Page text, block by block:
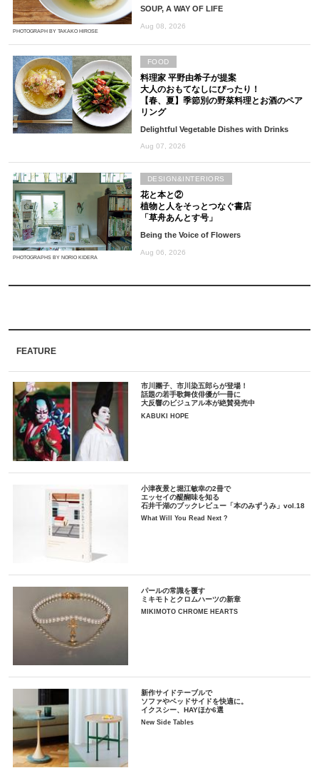
PHOTOGRAPH BY TAKAKO HIROSE
SOUP, A WAY OF LIFE
Aug 08, 2026
料理家 平野由希子が提案
大人のおもてなしにぴったり！
【春、夏】季節別の野菜料理とお酒のペア
リング
Delightful Vegetable Dishes with Drinks
Aug 07, 2026
FOOD
PHOTOGRAPHS BY NORIO KIDERA
花と本と②
植物と人をそっとつなぐ書店
「草舟あんとす号」
Being the Voice of Flowers
Aug 06, 2026
DESIGN&INTERIORS
FEATURE
市川團子、市川染五郎らが登場！
話題の若手歌舞伎俳優が一冊に
大反響のビジュアル本が絶賛発売中
KABUKI HOPE
小津夜景と堀江敏幸の2冊で
エッセイの醍醐味を知る
石井千湖のブックレビュー「本のみずうみ」vol.18
What Will You Read Next ?
パールの常識を覆す
ミキモトとクロムハーツの新章
MIKIMOTO CHROME HEARTS
新作サイドテーブルで
ソファやベッドサイドを快適に。
イクスシー、HAYほか6選
New Side Tables